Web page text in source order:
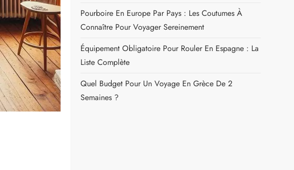
Pourboire En Europe Par Pays : Les Coutumes À
Connaître Pour Voyager Sereinement
Équipement Obligatoire Pour Rouler En Espagne : La
Liste Complète
Quel Budget Pour Un Voyage En Grèce De 2
Semaines ?